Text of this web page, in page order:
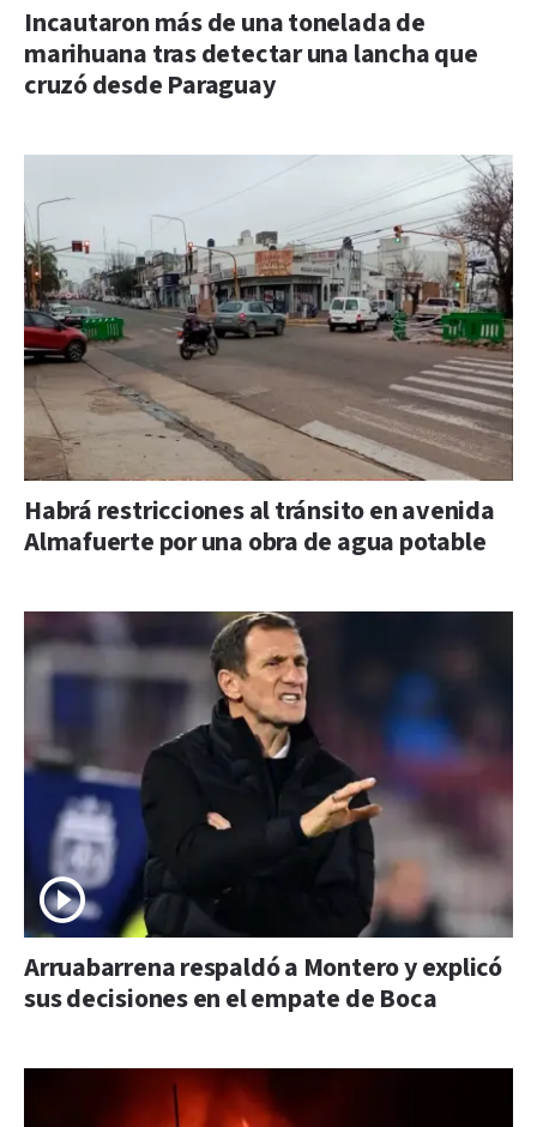
Incautaron más de una tonelada de
marihuana tras detectar una lancha que
cruzó desde Paraguay
Habrá restricciones al tránsito en avenida
Almafuerte por una obra de agua potable
Arruabarrena respaldó a Montero y explicó
sus decisiones en el empate de Boca